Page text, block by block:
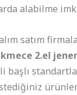
alabilme
satım
2.el
başlı